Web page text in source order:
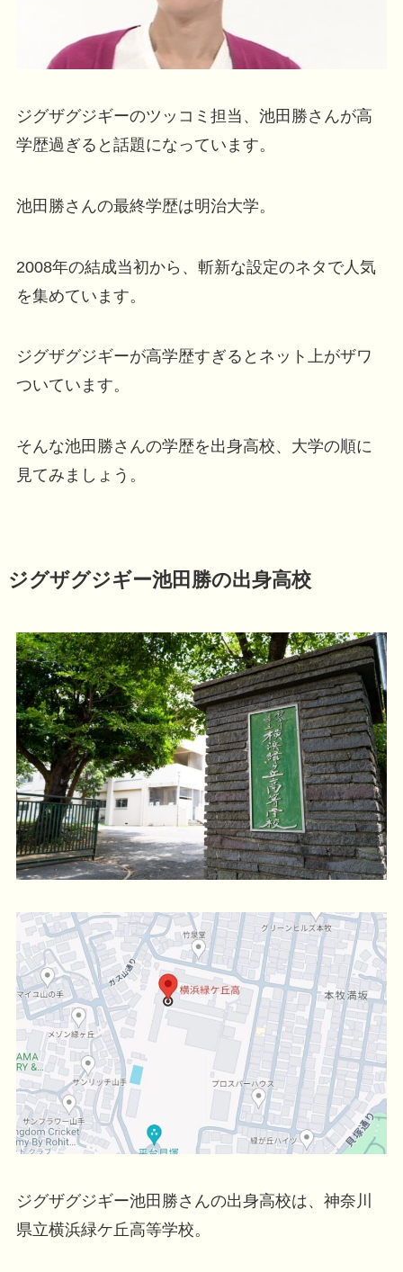
ジグザグジギーのツッコミ担当、池田勝さんが高
学歴過ぎると話題になっています。
池田勝さんの最終学歴は明治大学。
2008年の結成当初から、斬新な設定のネタで人気
を集めています。
ジグザグジギーが高学歴すぎるとネット上がザワ
ついています。
そんな池田勝さんの学歴を出身高校、大学の順に
見てみましょう。
ジグザグジギー池田勝の出身高校
ジグザグジギー池田勝さんの出身高校は、神奈川
県立横浜緑ケ丘高等学校。